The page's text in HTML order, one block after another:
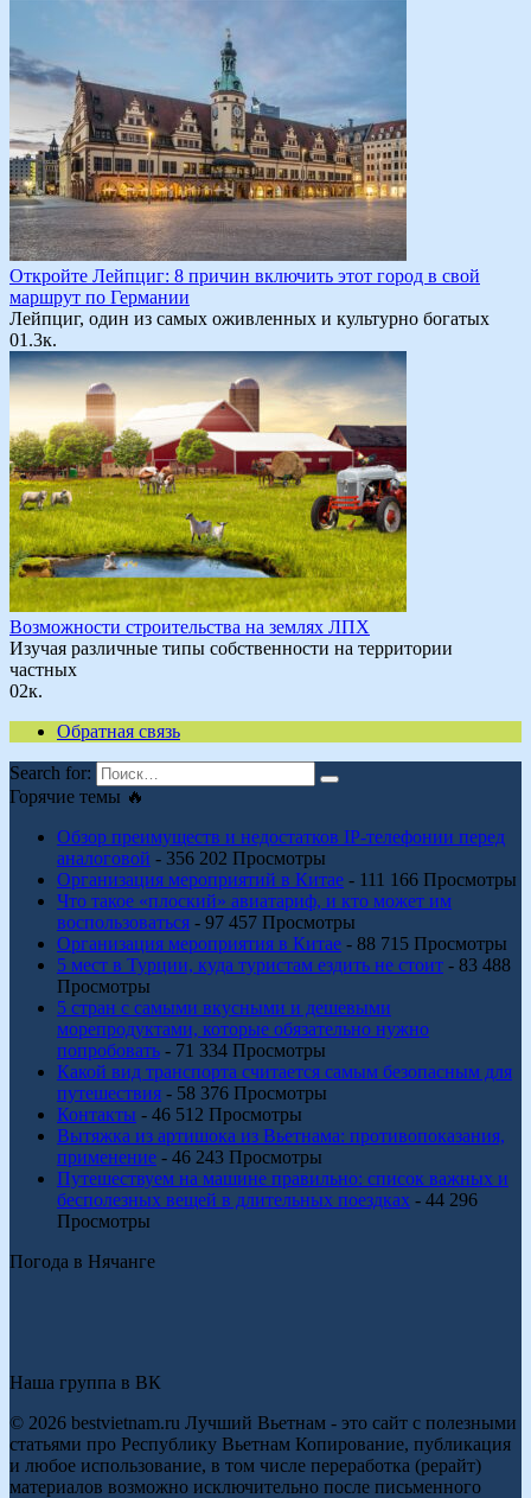
Откройте Лейпциг: 8 причин включить этот город в свой
маршрут по Германии
Лейпциг, один из самых оживленных и культурно богатых
01.3к.
Возможности строительства на землях ЛПХ
Изучая различные типы собственности на территории
частных
02к.
Обратная связь
Search for:
Горячие темы 🔥
Обзор преимуществ и недостатков IP-телефонии перед
аналоговой - 356 202 Просмотры
Организация мероприятий в Китае - 111 166 Просмотры
Что такое «плоский» авиатариф, и кто может им
воспользоваться - 97 457 Просмотры
Организация мероприятия в Китае - 88 715 Просмотры
5 мест в Турции, куда туристам ездить не стоит - 83 488
Просмотры
5 стран с самыми вкусными и дешевыми
морепродуктами, которые обязательно нужно
попробовать - 71 334 Просмотры
Какой вид транспорта считается самым безопасным для
путешествия - 58 376 Просмотры
Контакты - 46 512 Просмотры
Вытяжка из артишока из Вьетнама: противопоказания,
применение - 46 243 Просмотры
Путешествуем на машине правильно: список важных и
бесполезных вещей в длительных поездках - 44 296
Просмотры
Погода в Нячанге
Наша группа в ВК
© 2026 bestvietnam.ru Лучший Вьетнам - это сайт с полезными
статьями про Республику Вьетнам Копирование, публикация
и любое использование, в том числе переработка (рерайт)
материалов возможно исключительно после письменного